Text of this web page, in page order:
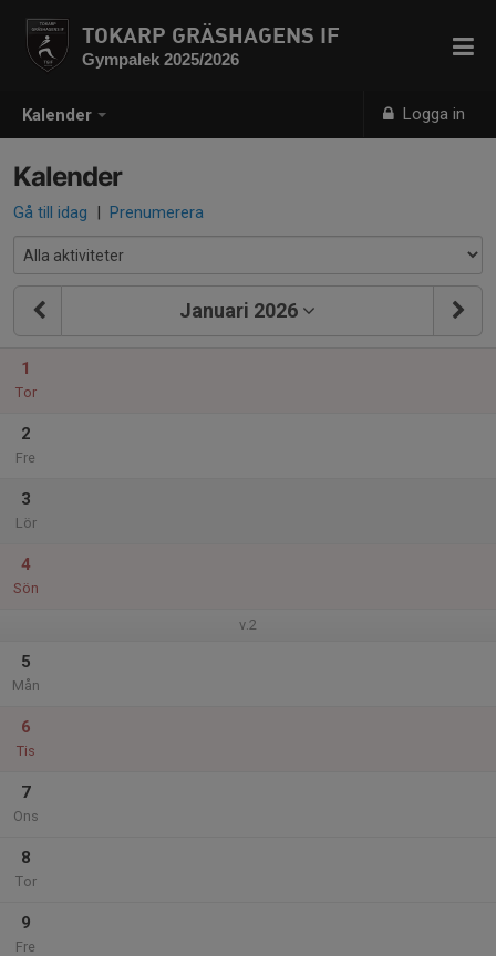
Kalender Logga in
TOKARP GRÄSHAGENS IF
Gympalek 2025/2026
Kalender
Gå till idag | Prenumerera
Januari 2026
1
Tor
2
Fre
3
Lör
4
Sön
v.2
5
Mån
6
Tis
7
Ons
8
Tor
9
Fre